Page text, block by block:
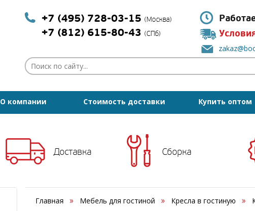
+7 (495) 728-03-15 (Москва)
+7 (812) 615-80-43 (СПб)
О компании Стоимость доставки Купить оптом
Доставка Сборка
Главная Мебель для гостиной Кресла в гостиную